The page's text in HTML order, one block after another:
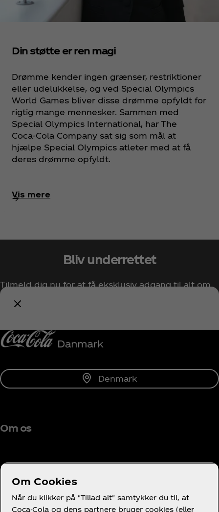
Din støtte er ren magi
Drømme kender ingen grænser, restriktioner
eller udelukkelse, og ved Special Olympics
World Games bliver disse drømme opfyldt for
rigtig mange mennesker. Sammen med
Special Olympics International, har The
Coca‑Cola Company sat sig som mål at
hjælpe Special Olympics atleter med at få
deres drømme opfyldt.
Vis mere
Bliv underrettet
Tilmeld dig nu for at få eksklusiv adgang til alt om
Coca‑Cola!
Denmark
Om os
Brug for hjælp?
Om Cookies
Når du klikker på "Tillad alt" samtykker du til, at
Coca-Cola og dens partnere bruger cookies (eller